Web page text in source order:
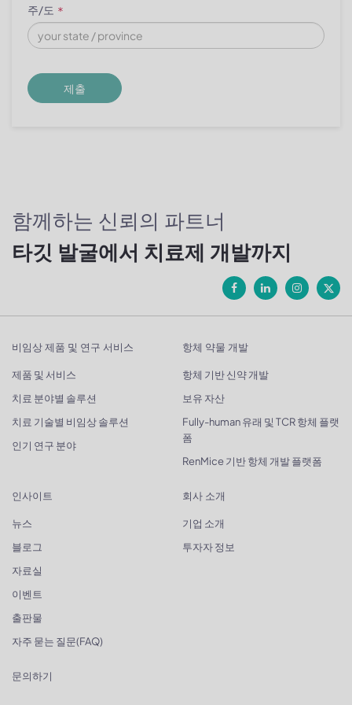
주/도 *
제출
함께하는 신뢰의 파트너
타깃 발굴에서 치료제 개발까지
비임상 제품 및 연구 서비스
제품 및 서비스
치료 분야별 솔루션
치료 기술별 비임상 솔루션
인기 연구 분야
항체 약물 개발
항체 기반 신약 개발
보유 자산
Fully-human 유래 및 TCR 항체 플랫
폼
RenMice 기반 항체 개발 플랫폼
인사이트
뉴스
블로그
자료실
이벤트
출판물
자주 묻는 질문(FAQ)
회사 소개
기업 소개
투자자 정보
문의하기